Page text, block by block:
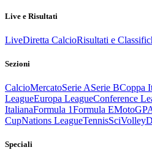
Live e Risultati
LiveDiretta CalcioRisultati e
Sezioni
CalcioMercatoSerie ASerie BCoppa
LeagueEuropa LeagueConference
ItalianaFormula 1Formula EMotoGP
CupNations LeagueTennisSciVolley
Speciali